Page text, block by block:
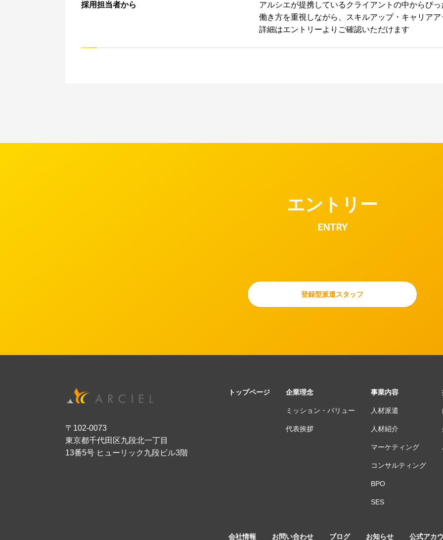
採用担当者から
アルシエが提携しているクライアントの中からぴ
働き方を重視しながら、スキルアップ・キャリア
詳細はエントリーよりご確認いただけます
エントリー
ENTRY
登録型派遣スタッフ
〒102-0073
東京都千代田区九段北一丁目
13番5号 ヒューリック九段ビル3階
トップページ 企業理念
ミッション・バリュー
代表挨拶
事業内容
人材派遣
人材紹介
マーケティング
コンサルティング
BPO
SES
会社情報 お問い合わせ ブログ お知らせ 公式アカ